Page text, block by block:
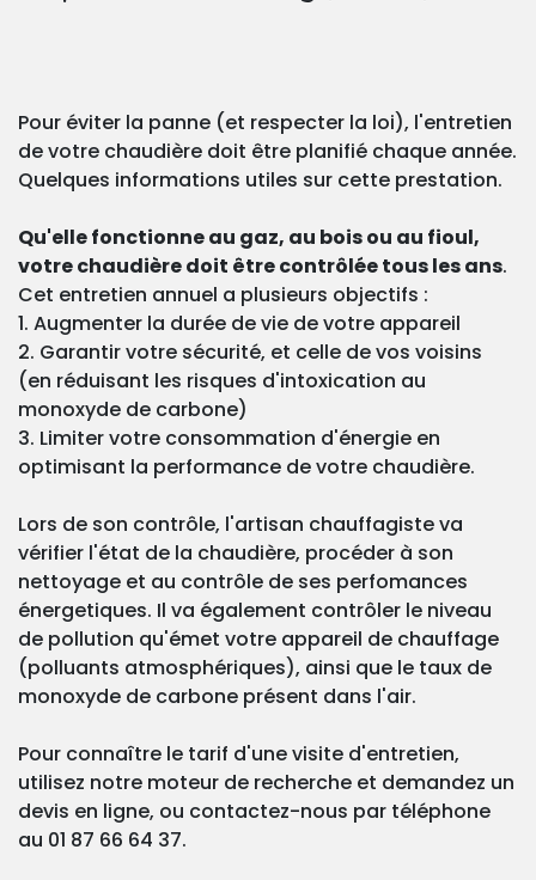
Pour éviter la panne (et respecter la loi), l'entretien
de votre chaudière doit être planifié chaque année.
Quelques informations utiles sur cette prestation.
Qu'elle fonctionne au gaz, au bois ou au fioul,
votre chaudière doit être contrôlée tous les ans.
Cet entretien annuel a plusieurs objectifs :
1. Augmenter la durée de vie de votre appareil
2. Garantir votre sécurité, et celle de vos voisins
(en réduisant les risques d'intoxication au
monoxyde de carbone)
3. Limiter votre consommation d'énergie en
optimisant la performance de votre chaudière.
Lors de son contrôle, l'artisan chauffagiste va
vérifier l'état de la chaudière, procéder à son
nettoyage et au contrôle de ses perfomances
énergetiques. Il va également contrôler le niveau
de pollution qu'émet votre appareil de chauffage
(polluants atmosphériques), ainsi que le taux de
monoxyde de carbone présent dans l'air.
Pour connaître le tarif d'une visite d'entretien,
utilisez notre moteur de recherche et demandez un
devis en ligne, ou contactez-nous par téléphone
au 01 87 66 64 37.